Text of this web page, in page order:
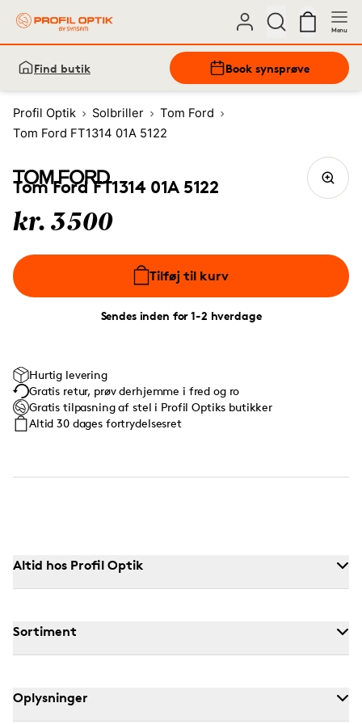
Menu
Find butik Book synsprøve
Profil Optik Solbriller
Tom Ford
Tom Ford FT1314 01A 5122
Tom Ford FT1314 01A 5122
kr. 3500
Tilføj til kurv
Sendes inden for 1-2 hverdage
Hurtig levering
Gratis retur, prøv derhjemme i fred og ro
Gratis tilpasning af stel i Profil Optiks butikker
Altid 30 dages fortrydelsesret
Altid hos Profil Optik
Sortiment
Oplysninger